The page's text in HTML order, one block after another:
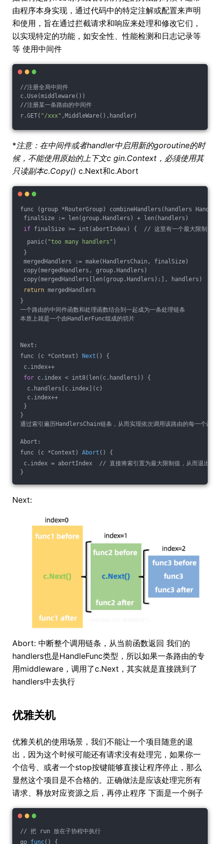
由程序本身实现，通过代码中的特定注解或配置来声明
和使用，旨在通过拦截请求和响应来处理和修改它们，
以实现特定的功能，如安全性、性能检测和日志记录等
等 使用中间件
//注册全局中间件
c.Use(middleware())
//注册某一条路由的中间件
r.GET( "/xxx" ,MiddleWare(),handler)
*注意：在中间件或者handler中启用新的goroutine的时
候，不能使用原始的上下文c gin.Context，必须使用其
只读副本c.Copy() c.Next和c.Abort
func (group *RouterGroup) combineHandlers(handlers
finalSize := len(group.Handlers) + len(handlers)
if finalSize >= int(abortIndex) {  // 这里有一个最大限制
panic( "too many handlers" )
}
mergedHandlers := make(HandlersChain, finalSize)
copy(mergedHandlers, group.Handlers)
copy(mergedHandlers[len(group.Handlers):], handlers)
return mergedHandlers
}
一个路由的中间件函数和处理函数结合到一起成为一条处理链条
本质上就是一个由HandlerFunc组成的切片
Next:
func (c *Context)
Next () {
c.index++
for c.index < int8(len(c.handlers)) {
c.handlers[c.index](c)
c.index++
}
}
通过索引遍历HandlersChain链条，从而实现依次调用该路由的每一个函数
Abort:
func (c *Context) Abort () {
c.index = abortIndex  // 直接将索引置为最大限制值，从而退出循
}
Next:
Abort: 中断整个调用链条，从当前函数返回 我们的
handlers也是HandleFunc类型，所以如果一条路由的专
用middleware，调用了c.Next，其实就是直接跳到了
handlers中去执行
优雅关机
优雅关机的使用场景，我们不能让一个项目随意的退
出，因为这个时候可能还有请求没有处理完，如果你一
个信号、或者一个stop按键能够直接让程序停止，那么
显然这个项目是不合格的。正确做法是应该处理完所有
请求、释放对应资源之后，再停止程序 下面是一个例子
// 把 run 放在子协程中执行
go func() {